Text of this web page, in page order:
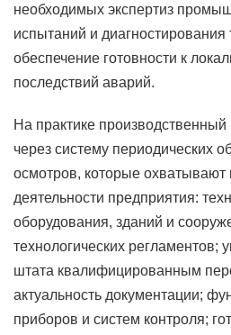
необходимых экспертиз
испытаний и диагностирования
обеспечение готовности к
последствий аварий.
На практике производственный
через систему периодических
осмотров, которые охватывают
деятельности предприятия:
оборудования, зданий и
технологических регламентов;
штата квалифицированным
актуальность документации;
приборов и систем контроля;